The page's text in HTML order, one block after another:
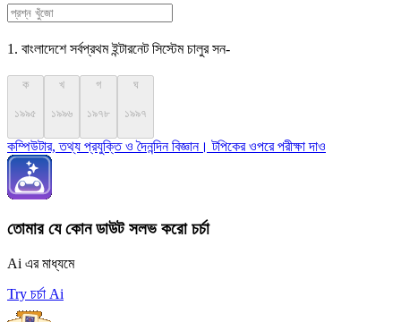
1. বাংলাদেশে সর্বপ্রথম ইন্টারনেট সিস্টেম চালুর সন-
ক
১৯৯৫
খ
১৯৯৬
গ
১৯৭৮
ঘ
১৯৯৭
কম্পিউটার, তথ্য প্রযুক্তি ও দৈনন্দিন বিজ্ঞান। টপিকের ওপরে পরীক্ষা দাও
তোমার যে কোন ডাউট সলভ করো চর্চা
Ai এর মাধ্যমে
Try চর্চা Ai